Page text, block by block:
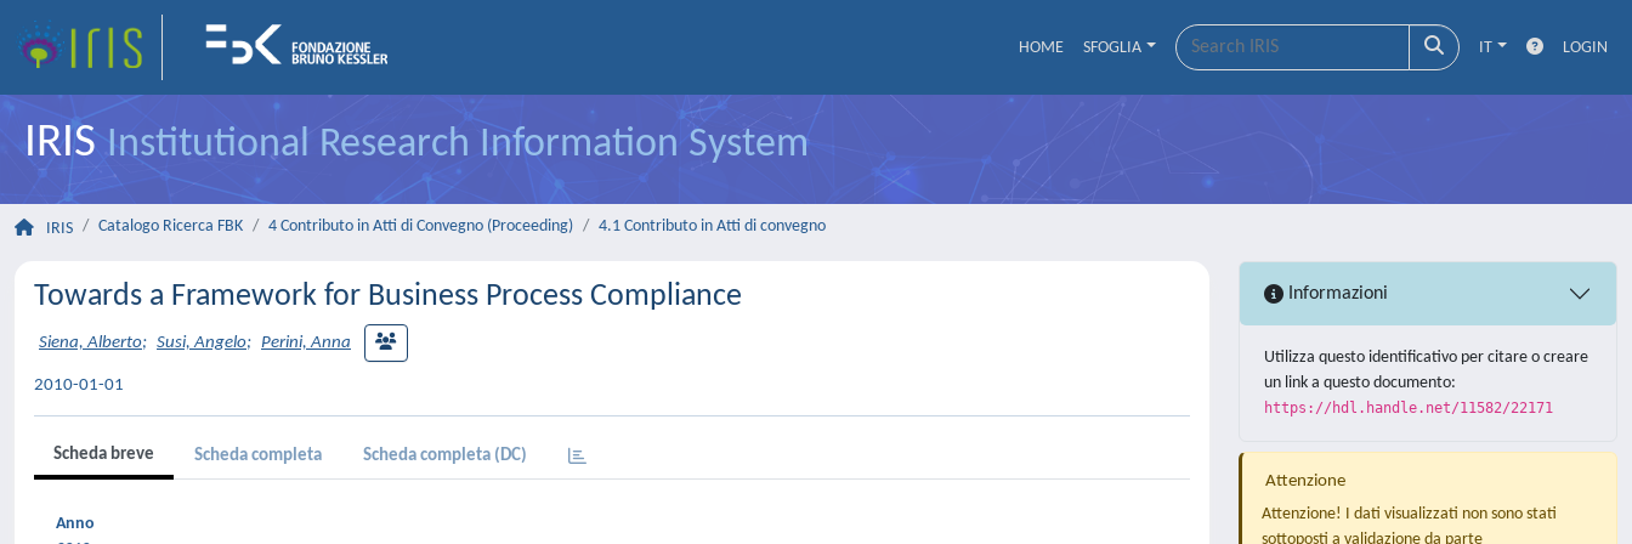
HOME SFOGLIA IT LOGIN
IRISInstitutional Research Information System
IRIS Catalogo Ricerca FBK 4 Contributo in Atti di Convegno (Proceeding) 4.1 Contributo in Atti di convegno
Towards a Framework for Business Process Compliance
Siena, Alberto; Susi, Angelo; Perini, Anna
2010-01-01
Scheda breve Scheda completa Scheda completa (DC)
Anno
Informazioni
Utilizza questo identificativo per citare o creare
un link a questo documento:
https://hdl.handle.net/11582/22171
Attenzione
Attenzione! I dati visualizzati non sono stati
sottoposti a validazione da parte